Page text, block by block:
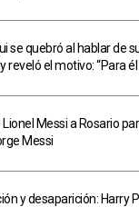
se quebró al hablar de
reveló el motivo: “Para
Messi a Rosario
Messi
y desaparición: Harry